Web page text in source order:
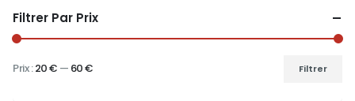
Filtrer Par Prix
Filtrer
Prix :20 € — 60 €